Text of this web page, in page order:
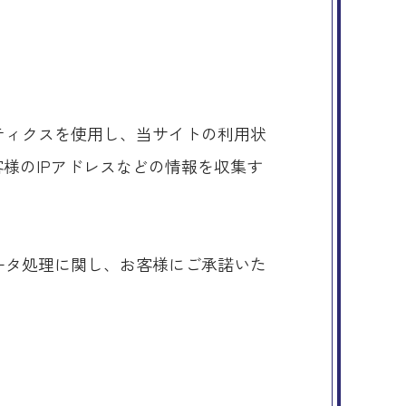
クスを使用し、当サイトの利用状
のIPアドレスなどの情報を収集す
処理に関し、お客様にご承諾いた